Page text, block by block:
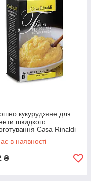
кукурудзяне для
швидкого
Casa Rinaldi
в наявності
₴